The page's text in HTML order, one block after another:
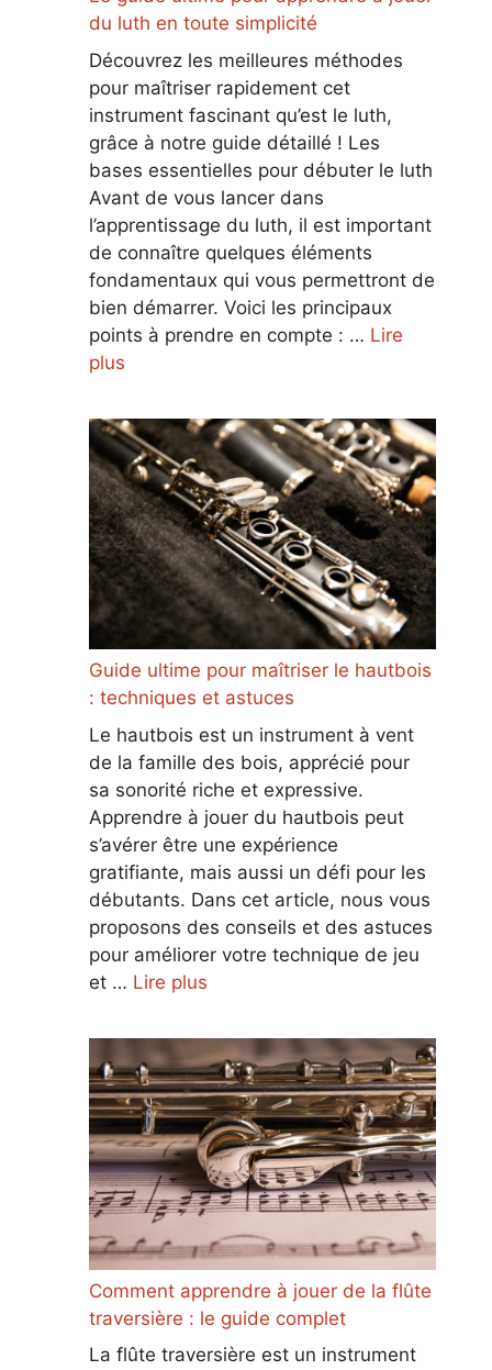
du luth en toute simplicité
Découvrez les meilleures méthodes
pour maîtriser rapidement cet
instrument fascinant qu’est le luth,
grâce à notre guide détaillé ! Les
bases essentielles pour débuter le luth
Avant de vous lancer dans
l’apprentissage du luth, il est important
de connaître quelques éléments
fondamentaux qui vous permettront de
bien démarrer. Voici les principaux
points à prendre en compte : … Lire
plus
Guide ultime pour maîtriser le hautbois
: techniques et astuces
Le hautbois est un instrument à vent
de la famille des bois, apprécié pour
sa sonorité riche et expressive.
Apprendre à jouer du hautbois peut
s’avérer être une expérience
gratifiante, mais aussi un défi pour les
débutants. Dans cet article, nous vous
proposons des conseils et des astuces
pour améliorer votre technique de jeu
et … Lire plus
Comment apprendre à jouer de la flûte
traversière : le guide complet
La flûte traversière est un instrument